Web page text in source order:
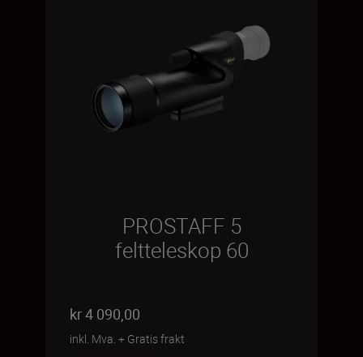
PROSTAFF 5
feltteleskop 60
kr 4 090,00
inkl. Mva. + Gratis frakt